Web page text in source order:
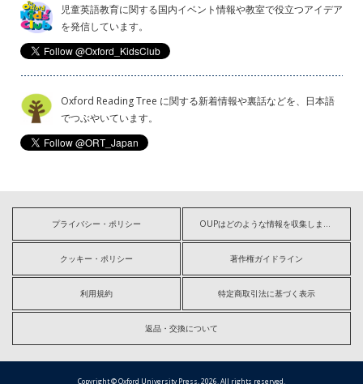
児童英語教育に関する国内イベント情報や教室で役立つアイデア
を発信しています。
Oxford Reading Tree に関する新着情報や裏話などを、日本語
でつぶやいています。
プライバシー・ポリシー
クッキー・ポリシー 著作権ガイドライン
利用規約 特定商取引法に基づく表示
返品・交換について
Copyright © Oxford University Press, 2026. All rights reserved.